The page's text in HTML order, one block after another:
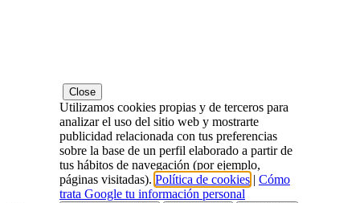
Close
Utilizamos cookies propias y de terceros para
analizar el uso del sitio web y mostrarte
publicidad relacionada con tus preferencias
sobre la base de un perfil elaborado a partir de
tus hábitos de navegación (por ejemplo,
páginas visitadas). Política de cookies | Cómo
trata Google tu información personal